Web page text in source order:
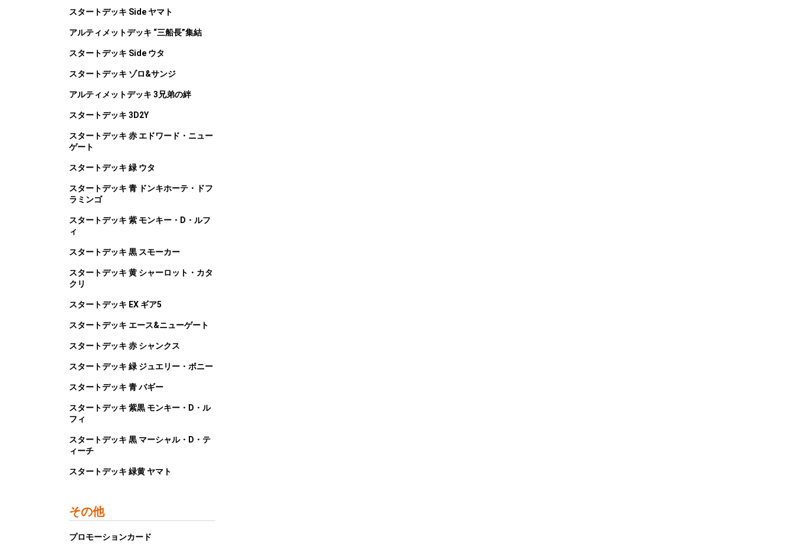
スタートデッキ Side ヤマト
アルティメットデッキ “三船長”集結
スタートデッキ Side ウタ
スタートデッキ ゾロ&サンジ
アルティメットデッキ 3兄弟の絆
スタートデッキ 3D2Y
スタートデッキ 赤 エドワード・ニュー
ゲート
スタートデッキ 緑 ウタ
スタートデッキ 青 ドンキホーテ・ドフ
ラミンゴ
スタートデッキ 紫 モンキー・D・ルフ
ィ
スタートデッキ 黒 スモーカー
スタートデッキ 黄 シャーロット・カタ
クリ
スタートデッキ EX ギア5
スタートデッキ エース&ニューゲート
スタートデッキ 赤 シャンクス
スタートデッキ 緑 ジュエリー・ボニー
スタートデッキ 青 バギー
スタートデッキ 紫黒 モンキー・D・ル
フィ
スタートデッキ 黒 マーシャル・D・テ
ィーチ
スタートデッキ 緑黄 ヤマト
その他
プロモーションカード